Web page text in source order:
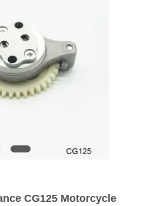
CG125 Motorcycle